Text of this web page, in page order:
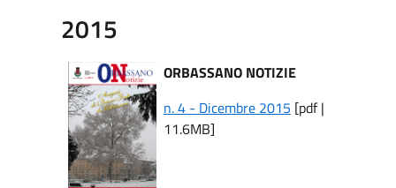
2015
ORBASSANO NOTIZIE
n. 4 - Dicembre 2015 [pdf |
11.6MB]